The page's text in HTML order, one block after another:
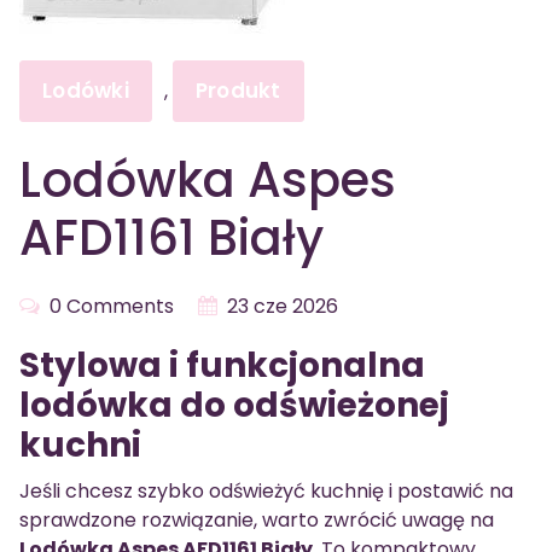
Lodówki , Produkt
Lodówka Aspes
AFD1161 Biały
0 Comments 23 cze 2026
Stylowa i funkcjonalna
lodówka do odświeżonej
kuchni
Jeśli chcesz szybko odświeżyć kuchnię i postawić na
sprawdzone rozwiązanie, warto zwrócić uwagę na